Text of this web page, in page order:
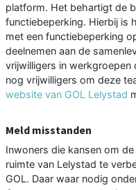
platform. Het behartigt de
functiebeperking. Hierbij is
met een functiebeperking
deelnemen aan de
vrijwilligers in werkgroepen
nog vrijwilligers om deze
website van GOL Lelystad
Meld misstanden
Inwoners die kansen om
ruimte van Lelystad te
GOL. Daar waar nodig